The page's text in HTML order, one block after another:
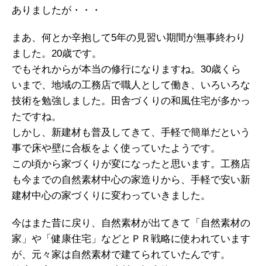
ありましたが・・・
まあ、何とか辛抱して5年の見習い期間が無事終わり
ました。20歳です。
でもそれからが本当の修行になりますね。30歳くら
いまで、地域の工務店で職人として働き、いろいろな
技術を勉強しました。田舎づくりの和風住宅が多かっ
たですね。
しかし、新建材も普及してきて、手軽で簡単だという
事で床や壁に合板をよく使っていたようです。
この頃から家づくりが変になったと思います。工務店
も今までの自然素材中心の家造りから、手軽で安い新
建材中心の家づくりに変わっていきました。
今はまた昔に戻り、自然素材が出てきて「自然素材の
家」や「健康住宅」などとＰＲ戦略に使われています
が、元々家は自然素材で建てられていたんです。